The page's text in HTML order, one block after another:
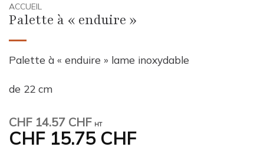
ACCUEIL
Palette à « enduire »
Palette à « enduire » lame inoxydable
de 22 cm
CHF14.57 CHF HT
CHF15.75 CHF